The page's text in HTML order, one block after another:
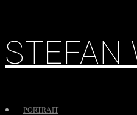
STEFAN
PORTRAIT